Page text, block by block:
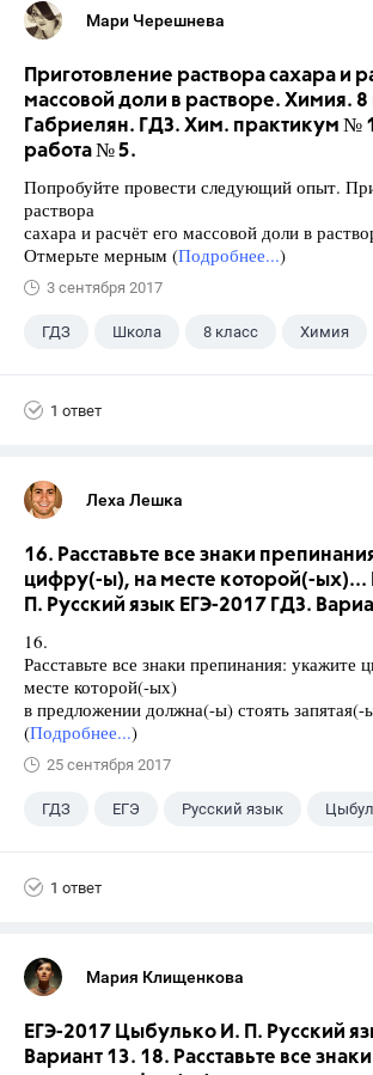
Мари Черешнева
Приготовление раствора сахара и
массовой доли в растворе. Химия. 8
Габриелян. ГДЗ. Хим. практикум №
работа № 5.
Попробуйте провести следующий опыт.
раствора
сахара и расчёт его массовой доли в
Отмерьте мерным (Подробнее...)
3 сентября 2017
ГДЗ Школа 8 класс Химия
1 ответ
Леха Лешка
16. Расставьте все знаки
цифру(-ы), на месте которой(-
П. Русский язык ЕГЭ-2017 ГДЗ.
16.
Расставьте все знаки препинания: укажите
месте которой(-ых)
в предложении должна(-ы) стоять запятая(-
(Подробнее...)
25 сентября 2017
ГДЗ ЕГЭ Русский язык
1 ответ
Мария Клищенкова
ЕГЭ-2017 Цыбулько И. П. Русский
Вариант 13. 18. Расставьте все